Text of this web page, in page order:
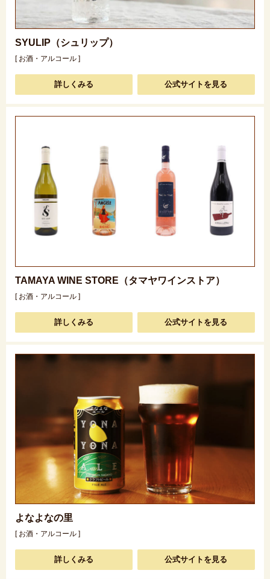
SYULIP（シュリップ）
[ お酒・アルコール ]
詳しくみる 公式サイトを見る
TAMAYA WINE STORE（タマヤワインストア）
[ お酒・アルコール ]
詳しくみる 公式サイトを見る
よなよなの里
[ お酒・アルコール ]
詳しくみる 公式サイトを見る